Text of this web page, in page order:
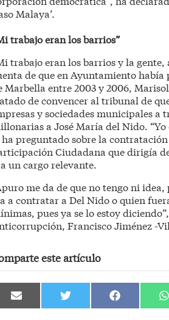
Malaya’.
trabajo eran los barrios”
trabajo eran los barrios y la
de que en Ayuntamiento había
Marbella entre 2003 y 2006,
de convencer al tribunal de
y sociedades municipales a
a José María del Nido.
preguntado sobre la
Ciudadana que dirigía
un cargo relevante.
me da de que no tengo ni
a contratar a Del Nido o quien
pues ya se lo estoy
Francisco Jiménez -
este artículo
Compartir
en
Compartir
en
Compartir
en